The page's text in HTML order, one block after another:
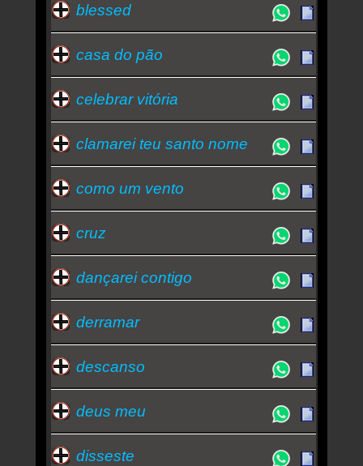
blessed
casa do pão
celebrar vitória
clamarei teu santo nome
como um vento
cruz
dançarei contigo
derramar
descanso
deus meu
disseste